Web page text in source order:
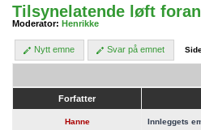
Tilsynelatende løft foran
Moderator: Henrikke
Nytt emne Svar på emnet
Forfatter
Hanne Innleggets